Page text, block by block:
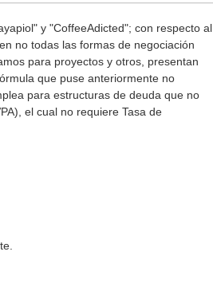
y "CoffeeAdicted"; con respecto al
no todas las formas de negociación
para proyectos y otros, presentan
que puse anteriormente no
para estructuras de deuda que no
el cual no requiere Tasa de